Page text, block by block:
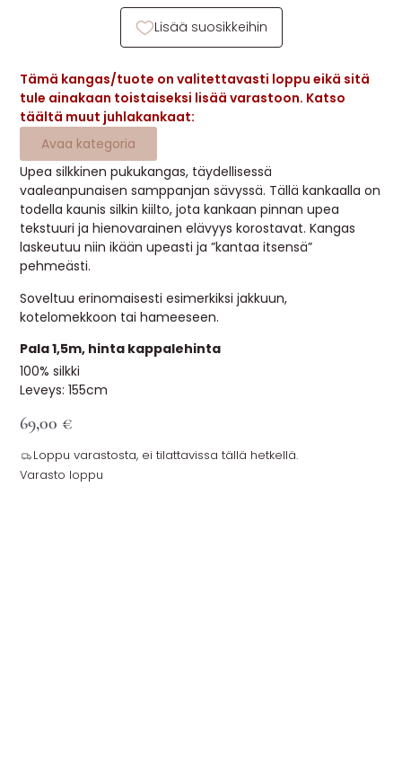
OHJEITA
USEIN KYSYTTYÄ
OTA YHTEYTTÄ
Tämä kangas/tuote on valitettavasti loppu eikä sitä
tule ainakaan toistaiseksi lisää varastoon. Katso
täältä muut juhlakankaat:
Avaa kategoria
Upea silkkinen pukukangas, täydellisessä
vaaleanpunaisen samppanjan sävyssä. Tällä kankaalla on
todella kaunis silkin kiilto, jota kankaan pinnan upea
tekstuuri ja hienovarainen elävyys korostavat. Kangas
laskeutuu niin ikään upeasti ja ”kantaa itsensä”
pehmeästi.
Soveltuu erinomaisesti esimerkiksi jakkuun,
kotelomekkoon tai hameeseen.
Pala 1,5m, hinta kappalehinta
100% silkki
Leveys: 155cm
69,00 €
Loppu varastosta, ei tilattavissa tällä hetkellä.
Varasto loppu
Lisää suosikkeihin